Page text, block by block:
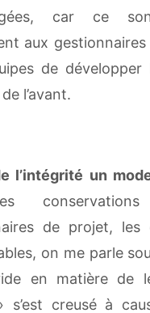
car ce
aux
de développer
l’avant.
l’intégrité un
de projet, les
on me parle
en matière de
s’est creusé à